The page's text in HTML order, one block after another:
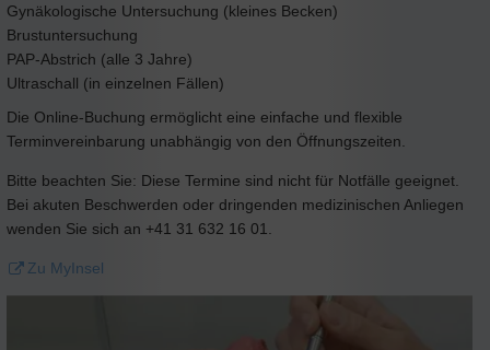
Gynäkologische Untersuchung (kleines Becken)
Brustuntersuchung
PAP-Abstrich (alle 3 Jahre)
Ultraschall (in einzelnen Fällen)
Die Online-Buchung ermöglicht eine einfache und flexible
Terminvereinbarung unabhängig von den Öffnungszeiten.
Bitte beachten Sie: Diese Termine sind nicht für Notfälle geeignet.
Bei akuten Beschwerden oder dringenden medizinischen Anliegen
wenden Sie sich an +41 31 632 16 01.
Zu MyInsel